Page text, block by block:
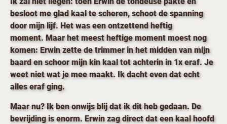
besloot me glad kaal te scheren, schoot de spanning
door mijn lijf. Het was een ontzettend heftig
moment. Maar het meest heftige moment moest nog
komen: Erwin zette de trimmer in het midden van mijn
baard en schoor mijn kin kaal tot achterin in 1x eraf. Je
weet niet wat je mee maakt. Ik dacht even dat echt
alles eraf ging.
Maar nu? Ik ben onwijs blij dat ik dit heb gedaan. De
bevrijding is enorm. Erwin zag direct dat een kaal hoofd